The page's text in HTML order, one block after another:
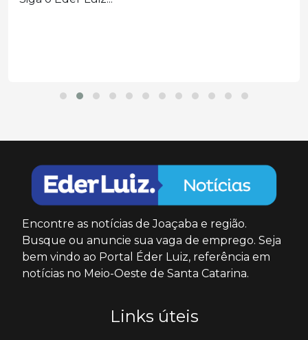
Encontre as notícias de Joaçaba e região.
Busque ou anuncie sua vaga de emprego. Seja
bem vindo ao Portal Éder Luiz, referência em
notícias no Meio-Oeste de Santa Catarina.
Links úteis